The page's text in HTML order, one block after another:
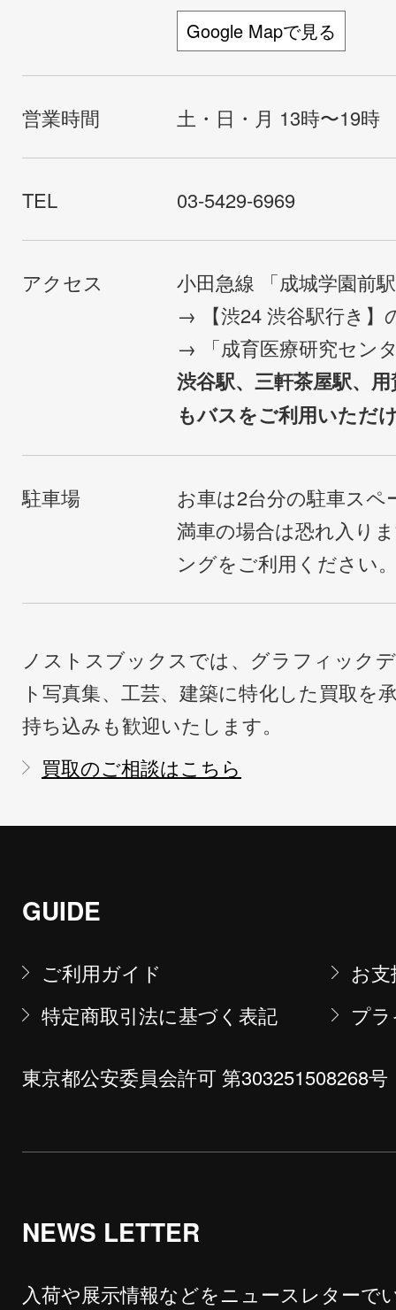
Google Mapで見る
営業時間 土・日・月 13時〜19時
TEL 03-5429-6969
アクセス
小田急線 「成城学園前
→ 【渋24 渋谷駅行き】
→ 「成育医療研究セン
渋谷駅、三軒茶屋駅、
もバスをご利用いただ
駐車場
お車は2台分の駐車ス
満車の場合は恐れ入り
ングをご利用ください
ノストスブックスでは、グラフィック
ト写真集、工芸、建築に特化した買取を
持ち込みも歓迎いたします。
買取のご相談はこちら
GUIDE
ご利用ガイド
お
特定商取引法に基づく表記
プ
東京都公安委員会許可 第303251508268号
NEWS LETTER
入荷や展示情報などをニュースレターで